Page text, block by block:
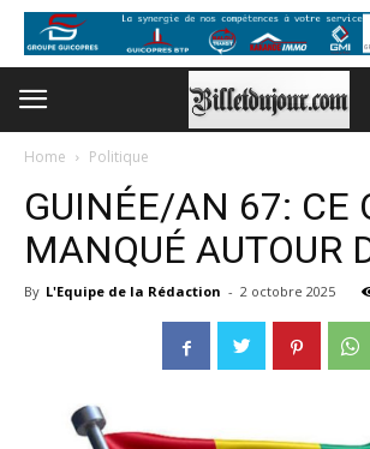
Home Politique
GUINÉE/AN 67: CE
MANQUÉ AUTOUR
By L'Equipe de la Rédaction - 2 octobre 2025